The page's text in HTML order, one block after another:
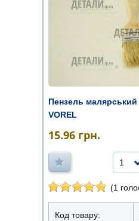
Пензель
VOREL
15.96 грн.
1
(1
Код товару: